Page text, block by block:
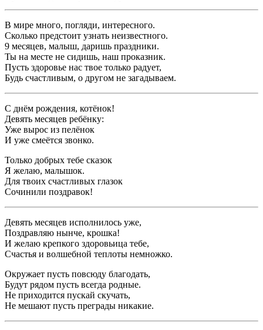
В мире много, погляди, интересного.
Сколько предстоит узнать неизвестного.
9 месяцев, малыш, даришь праздники.
Ты на месте не сидишь, наш проказник.
Пусть здоровье нас твое только радует,
Будь счастливым, о другом не загадываем.
С днём рождения, котёнок!
Девять месяцев ребёнку:
Уже вырос из пелёнок
И уже смеётся звонко.
Только добрых тебе сказок
Я желаю, малышок.
Для твоих счастливых глазок
Сочинили поздравок!
Девять месяцев исполнилось уже,
Поздравляю нынче, крошка!
И желаю крепкого здоровьица тебе,
Счастья и волшебной теплоты немножко.
Окружает пусть повсюду благодать,
Будут рядом пусть всегда родные.
Не приходится пускай скучать,
Не мешают пусть преграды никакие.